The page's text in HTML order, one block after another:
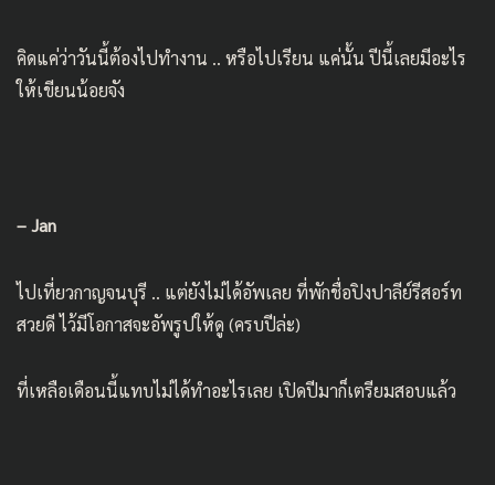
คิดแค่ว่าวันนี้ต้องไปทำงาน .. หรือไปเรียน แค่นั้น ปีนี้เลยมีอะไร
ให้เขียนน้อยจัง
– Jan
ไปเที่ยวกาญจนบุรี .. แต่ยังไม่ได้อัพเลย ที่พักชื่อปิงปาลีย์รีสอร์ท
สวยดี ไว้มีโอกาสจะอัพรูปให้ดู (ครบปีล่ะ)
ที่เหลือเดือนนี้แทบไม่ได้ทำอะไรเลย เปิดปีมาก็เตรียมสอบแล้ว